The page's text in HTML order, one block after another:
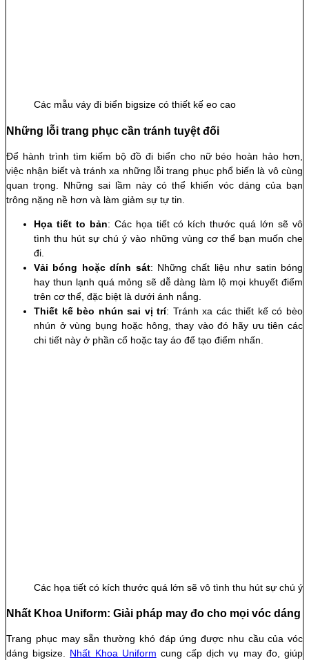
Các mẫu váy đi biển bigsize có thiết kế eo cao
Những lỗi trang phục cần tránh tuyệt đối
Để hành trình tìm kiếm bộ đồ đi biển cho nữ béo hoàn hảo hơn,
việc nhận biết và tránh xa những lỗi trang phục phổ biến là vô cùng
quan trọng. Những sai lầm này có thể khiến vóc dáng của bạn
trông nặng nề hơn và làm giảm sự tự tin.
Họa tiết to bản: Các họa tiết có kích thước quá lớn sẽ vô
tình thu hút sự chú ý vào những vùng cơ thể bạn muốn che
đi.
Vải bóng hoặc dính sát: Những chất liệu như satin bóng
hay thun lạnh quá mỏng sẽ dễ dàng làm lộ mọi khuyết điểm
trên cơ thể, đặc biệt là dưới ánh nắng.
Thiết kế bèo nhún sai vị trí: Tránh xa các thiết kế có bèo
nhún ở vùng bụng hoặc hông, thay vào đó hãy ưu tiên các
chi tiết này ở phần cổ hoặc tay áo để tạo điểm nhấn.
Các họa tiết có kích thước quá lớn sẽ vô tình thu hút sự chú ý
Nhất Khoa Uniform: Giải pháp may đo cho mọi vóc dáng
Trang phục may sẵn thường khó đáp ứng được nhu cầu của vóc
dáng bigsize. Nhất Khoa Uniform cung cấp dịch vụ may đo, giúp